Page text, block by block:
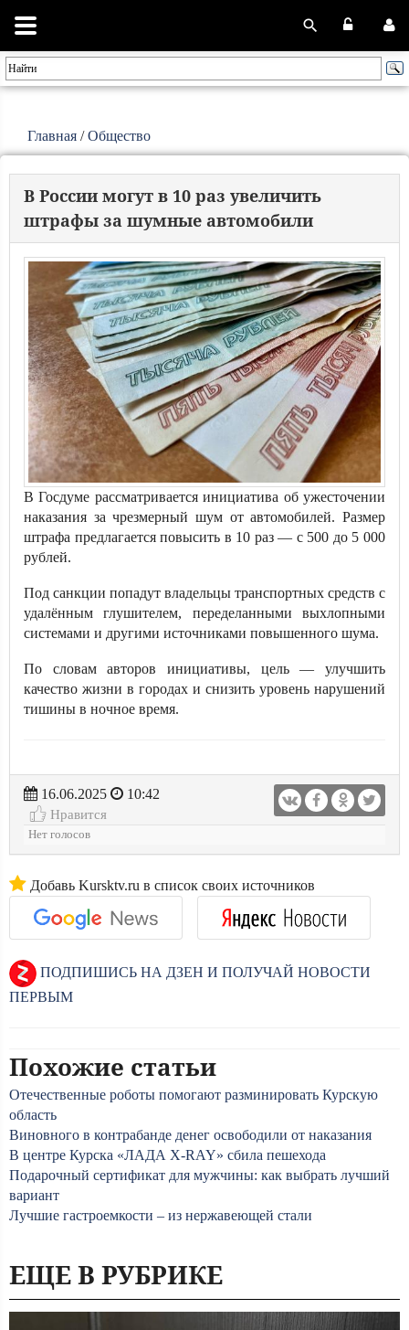
Главная /Общество
В России могут в 10 раз увеличить
штрафы за шумные автомобили
В Госдуме рассматривается инициатива об ужесточении
наказания за чрезмерный шум от автомобилей. Размер
штрафа предлагается повысить в 10 раз — с 500 до 5 000
рублей.
Под санкции попадут владельцы транспортных средств с
удалённым глушителем, переделанными выхлопными
системами и другими источниками повышенного шума.
По словам авторов инициативы, цель — улучшить
качество жизни в городах и снизить уровень нарушений
тишины в ночное время.
16.06.2025
10:42
Нравится
Нет голосов
Добавь Kursktv.ru в список своих источников
ПОДПИШИСЬ НА ДЗЕН И ПОЛУЧАЙ НОВОСТИ
ПЕРВЫМ
Похожие статьи
Отечественные роботы помогают разминировать Курскую
область
Виновного в контрабанде денег освободили от наказания
В центре Курска «ЛАДА Х-RAY» сбила пешехода
Подарочный сертификат для мужчины: как выбрать лучший
вариант
Лучшие гастроемкости – из нержавеющей стали
ЕЩЕ В РУБРИКЕ